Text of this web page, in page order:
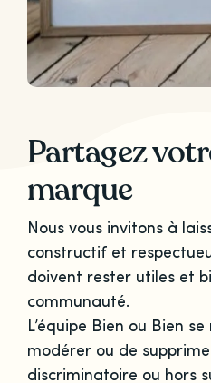
Partagez
marque
Nous vous invitons à
constructif et
doivent rester utiles et
communauté.
L’équipe Bien ou Bien
modérer ou de
discriminatoire ou hors